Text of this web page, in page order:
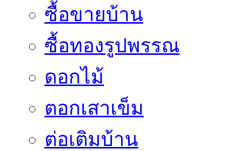
ซื้อขายบ้าน
ซื้อทองรูปพรรณ
ดอกไม้
ตอกเสาเข็ม
ต่อเติมบ้าน